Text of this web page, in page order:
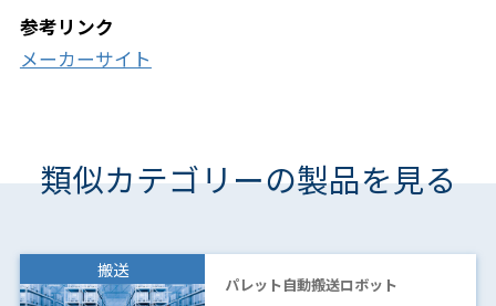
参考リンク
メーカーサイト
類似カテゴリーの製品を見る
搬送
パレット自動搬送ロボット